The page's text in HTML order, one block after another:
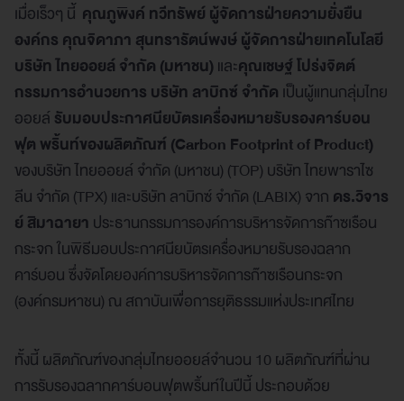
เมื่อเร็วๆ นี้ คุณภูพิงค์ ทวีทรัพย์ ผู้จัดการฝ่ายความยั่งยืน
องค์กร คุณจิดาภา สุนทรารัตน์พงษ์ ผู้จัดการฝ่ายเทคโนโลยี
บริษัท ไทยออยล์ จำกัด (มหาชน) และคุณเชษฐ์ โปร่งจิตต์
กรรมการอำนวยการ บริษัท ลาบิกซ์ จำกัด เป็นผู้แทนกลุ่มไทย
ออยล์ รับมอบประกาศนียบัตรเครื่องหมายรับรองคาร์บอน
ฟุต พริ้นท์ของผลิตภัณฑ์ (Carbon Footprint of Product)
ของบริษัท ไทยออยล์ จำกัด (มหาชน) (TOP) บริษัท ไทยพาราไซ
ลีน จำกัด (TPX) และบริษัท ลาบิกซ์ จำกัด (LABIX) จาก ดร.วิจาร
ย์ สิมาฉายา ประธานกรรมการองค์การบริหารจัดการก๊าซเรือน
กระจก ในพิธีมอบประกาศนียบัตรเครื่องหมายรับรองฉลาก
คาร์บอน ซึ่งจัดโดยองค์การบริหารจัดการก๊าซเรือนกระจก
(องค์กรมหาชน) ณ สถาบันเพื่อการยุติธรรมแห่งประเทศไทย
ทั้งนี้ ผลิตภัณฑ์ของกลุ่มไทยออยล์จำนวน 10 ผลิตภัณฑ์ที่ผ่าน
การรับรองฉลากคาร์บอนฟุตพริ้นท์ในปีนี้ ประกอบด้วย